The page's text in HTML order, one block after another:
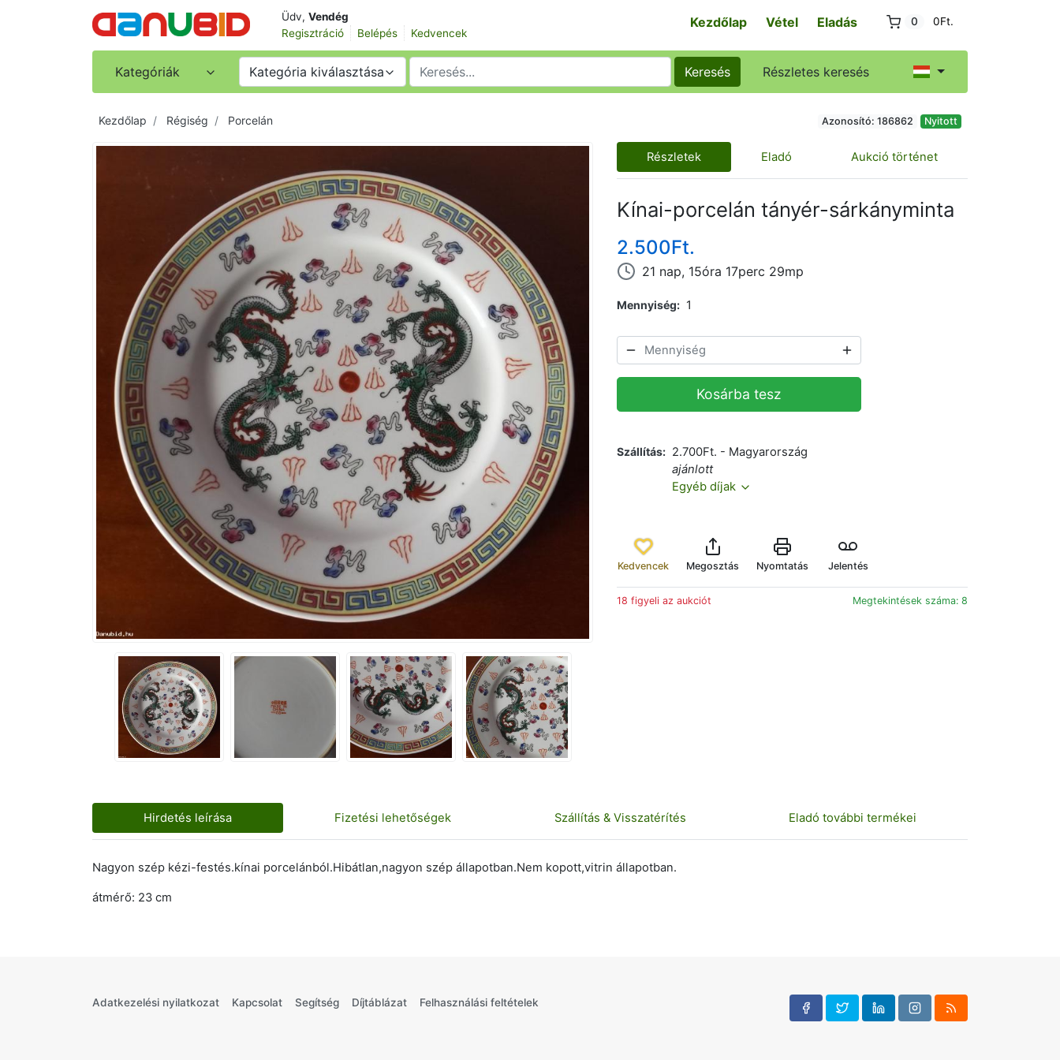
Üdv, Vendég
Regisztráció
Belépés Kedvencek
Kezdőlap Vétel Eladás 0 0Ft.
Kategóriák Kategória kiválasztása Keresés Részletes keresés
Kezdőlap Régiség Porcelán Azonosító: 186862 Nyitott
Részletek Eladó Aukció történet
Kínai-porcelán tányér-sárkányminta
2.500Ft.
21 nap, 15óra 17perc 28mp
Mennyiség 1
Kosárba tesz
Szállítás
2.700Ft. - Magyarország
ajánlott
Egyéb díjak
Kedvencek Megosztás Nyomtatás Jelentés
18 figyeli az aukciót Megtekintések száma: 8
Hirdetés leírása Fizetési lehetőségek Szállítás & Visszatérítés Eladó további termékei
Nagyon szép kézi-festés.kínai porcelánból.Hibátlan,nagyon szép állapotban.Nem kopott,vitrin állapotban.
átmérő: 23 cm
Adatkezelési nyilatkozat Kapcsolat Segítség Díjtáblázat Felhasználási feltételek